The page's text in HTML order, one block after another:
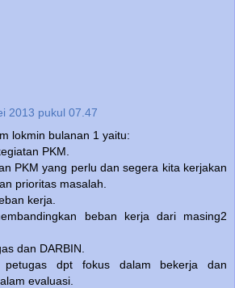
2013 pukul 07.47
lokmin bulanan 1 yaitu:
PKM.
PKM yang perlu dan segera kita kerjakan
prioritas masalah.
kerja.
beban kerja dari masing2
dan DARBIN.
petugas dpt fokus dalam bekerja dan
evaluasi.